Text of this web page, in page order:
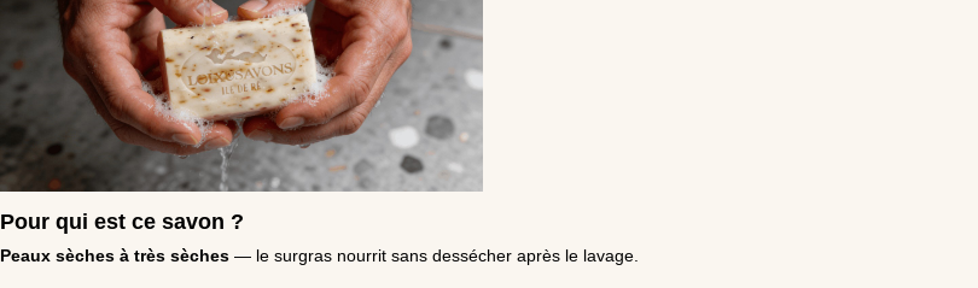
Pour qui est ce savon ?
Peaux sèches à très sèches — le surgras nourrit sans dessécher après le lavage.